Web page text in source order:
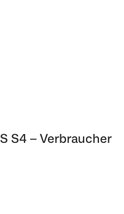
S4 – Verbraucher